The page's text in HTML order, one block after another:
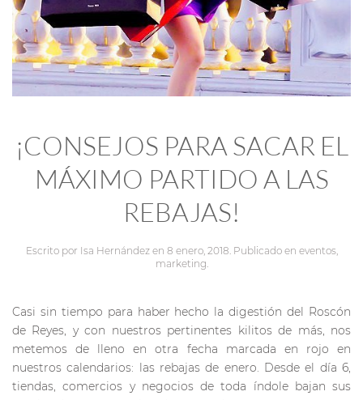
¡CONSEJOS PARA SACAR EL
MÁXIMO PARTIDO A LAS
REBAJAS!
Escrito por Isa Hernándezen 8 enero, 2018 . Publicado en eventos,
marketing
Casi sin tiempo para haber hecho la digestión del Roscón
de Reyes, y con nuestros pertinentes kilitos de más, nos
metemos de lleno en otra fecha marcada en rojo en
nuestros calendarios: las rebajas de enero. Desde el día 6,
tiendas, comercios y negocios de toda índole bajan sus